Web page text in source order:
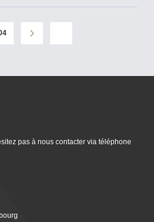
pas à nous contacter via téléphone